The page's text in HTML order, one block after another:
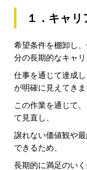
１．キャ
希望条件を棚卸し
分の長期的なキャ
仕事を通じて達成
が明確に見えてきま
この作業を通じて
て見直し、
譲れない価値観や
できるため、
長期的に満足のい